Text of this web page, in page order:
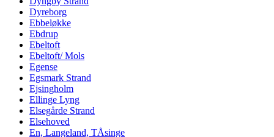
Dyreborg
Ebbeløkke
Ebdrup
Ebeltoft
Ebeltoft/ Mols
Egense
Egsmark Strand
Ejsingholm
Ellinge Lyng
Elsegårde Strand
Elsehoved
En, Langeland, TÅsinge